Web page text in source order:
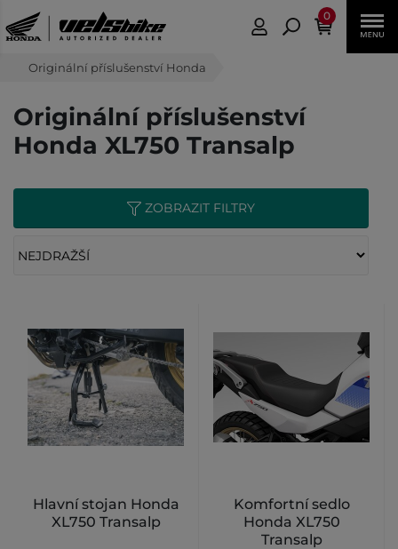
0
Originální příslušenství Honda
Originální příslušenství
Honda XL750 Transalp
ZOBRAZIT FILTRY
Hlavní stojan Honda
XL750 Transalp
Komfortní sedlo
Honda XL750
Transalp